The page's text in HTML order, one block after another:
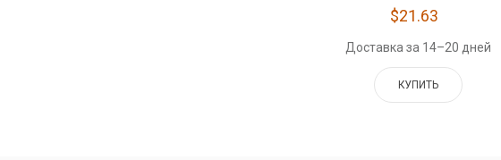
$21.63
Доставка за 14–20 дней
КУПИТЬ